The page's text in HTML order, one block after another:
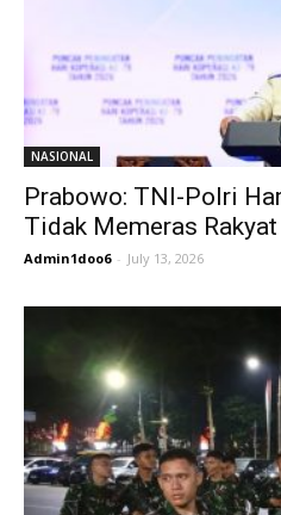
NASIONAL
Prabowo: TNI-Polri
Tidak Memeras Rakyat
Admin1doo6 - July 13, 2026